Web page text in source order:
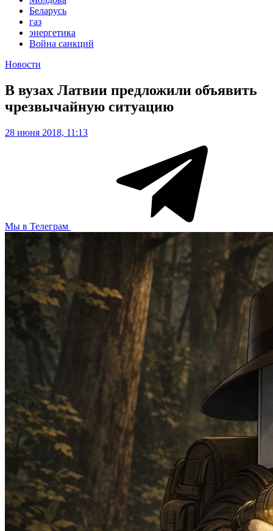
Беларусь
газ
энергетика
Война санкций
Новости
В вузах Латвии предложили объявить
чрезвычайную ситуацию
28 июня 2018, 11:13
Мы в Телеграм